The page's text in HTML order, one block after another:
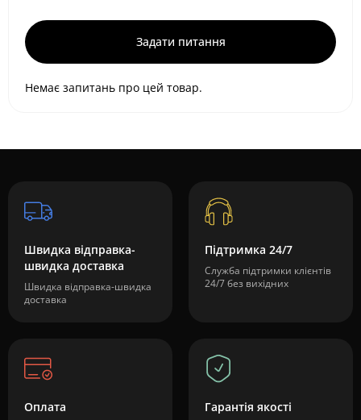
Задати питання
Немає запитань про цей товар.
Швидка відправка-
швидка доставка
Швидка відправка-швидка
доставка
Підтримка 24/7
Служба підтримки клієнтів
24/7 без вихідних
Оплата Гарантія якості